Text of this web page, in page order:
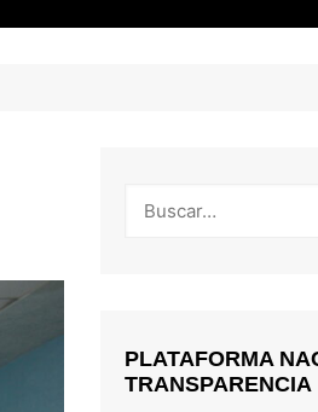
PLATAFORMA
TRANSPARENCIA